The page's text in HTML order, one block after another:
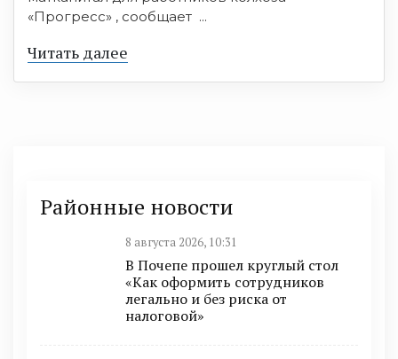
«Прогресс» , сообщает ...
Читать далее
Районные новости
8 августа 2026, 10:31
В Почепе прошел круглый стол
«Как оформить сотрудников
легально и без риска от
налоговой»